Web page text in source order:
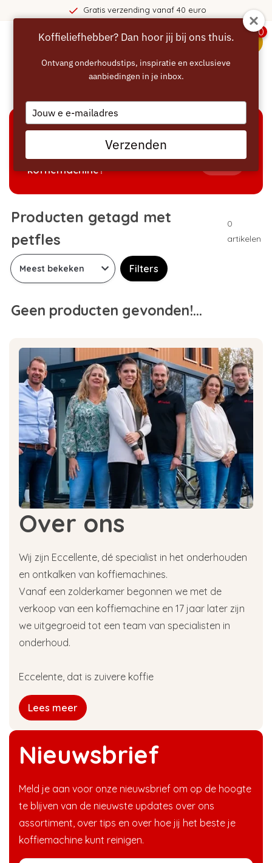
Gratis verzending vanaf 40 euro
0
Welke producten passen bij mijn
koffiemachine?
Producten getagd met
petfles
0
artikelen
Filters
Geen producten gevonden!...
Nieuwsbrief
Meld je aan voor onze nieuwsbrief om op de hoogte
te blijven van de nieuwste updates over ons
assortiment, over tips en over hoe jij het beste je
koffiemachine kunt reinigen.
Over ons
Wij zijn Eccellente, dé specialist in het onderhouden
en ontkalken van koffiemachines.
Vanaf een zolderkamer begonnen we met de
verkoop van een koffiemachine en 17 jaar later zijn
we uitgegroeid tot een team van specialisten in
onderhoud.
Eccelente, dat is zuivere koffie
Lees meer
Koffieliefhebber? Dan hoor jij bij ons thuis.
Ontvang onderhoudstips, inspiratie en exclusieve
aanbiedingen in je inbox.
Type
your
email
Verzenden